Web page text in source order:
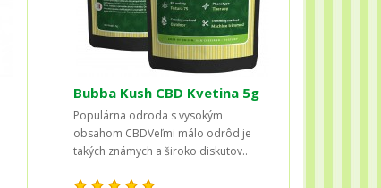
Bubba Kush CBD Kvetina 5g
Populárna odroda s vysokým
obsahom CBDVeľmi málo odrôd je
takých známych a široko diskutov..